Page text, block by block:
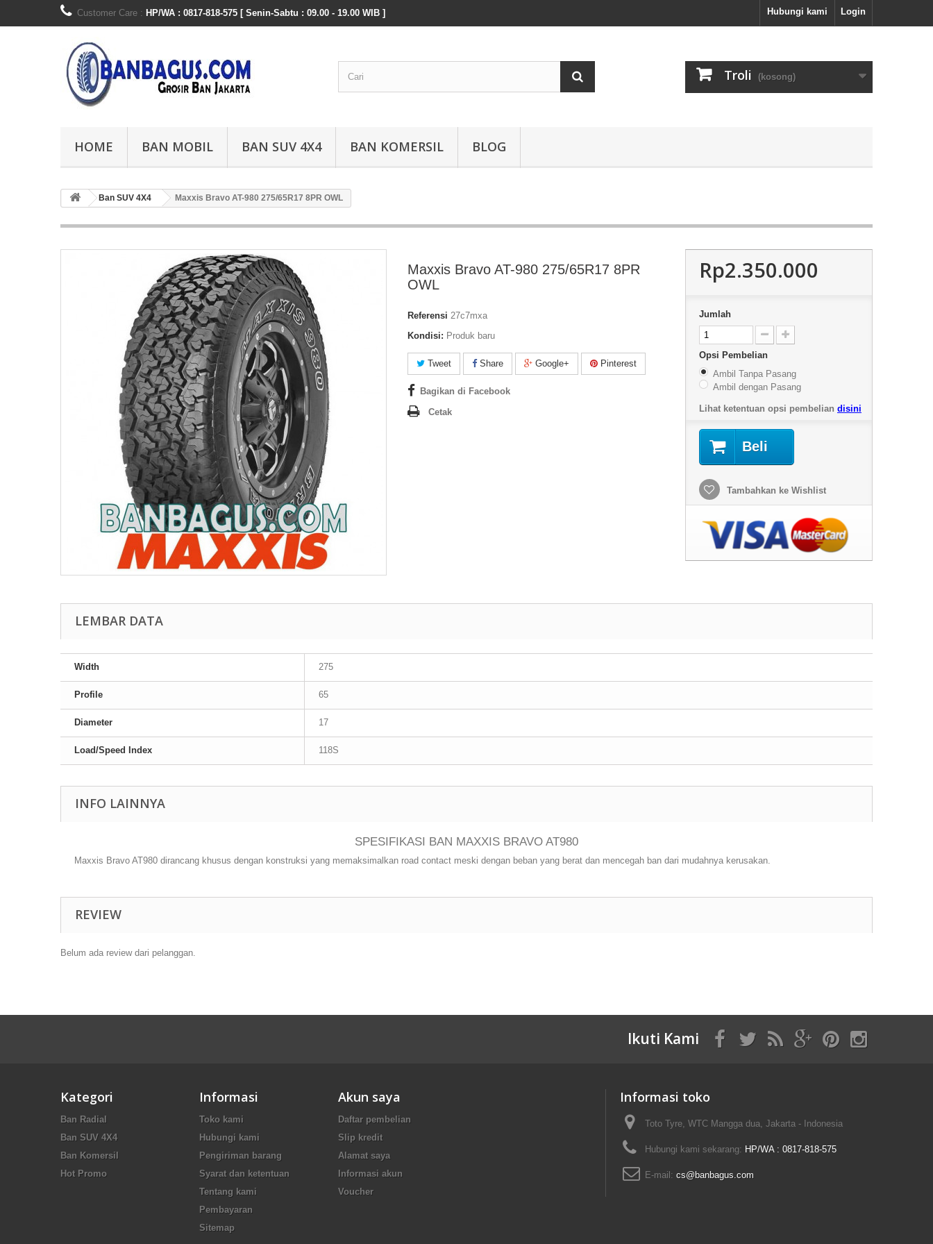
Login
Hubungi kami
Customer Care : HP/WA : 0817-818-575 [ Senin-Sabtu : 09.00 - 19.00 WIB ]
Troli (kosong)
HOME BAN MOBIL BAN SUV 4X4 BAN KOMERSIL BLOG
Ban SUV 4X4 Maxxis Bravo AT-980 275/65R17 8PR OWL
Maxxis Bravo AT-980 275/65R17 8PR
OWL
Referensi 27c7mxa
Kondisi: Produk baru
Tweet Share Google+ Pinterest
Bagikan di Facebook
Cetak
Rp2.350.000
Jumlah
Opsi Pembelian
Ambil Tanpa Pasang
Ambil dengan Pasang
Lihat ketentuan opsi pembelian disini
Beli
Tambahkan ke Wishlist
LEMBAR DATA
Width 275
Profile 65
Diameter 17
Load/Speed Index 118S
INFO LAINNYA
SPESIFIKASI BAN MAXXIS BRAVO AT980
Maxxis Bravo AT980 dirancang khusus dengan konstruksi yang memaksimalkan road contact meski dengan beban yang berat dan mencegah ban dari mudahnya kerusakan.
REVIEW
Belum ada review dari pelanggan.
Ikuti Kami
Kategori
Ban Radial
Ban SUV 4X4
Ban Komersil
Hot Promo
Informasi
Toko kami
Hubungi kami
Pengiriman barang
Syarat dan ketentuan
Tentang kami
Pembayaran
Sitemap
Akun saya
Daftar pembelian
Slip kredit
Alamat saya
Informasi akun
Voucher
Informasi toko
Toto Tyre, WTC Mangga dua, Jakarta - Indonesia
Hubungi kami sekarang: HP/WA : 0817-818-575
E-mail: cs@banbagus.com